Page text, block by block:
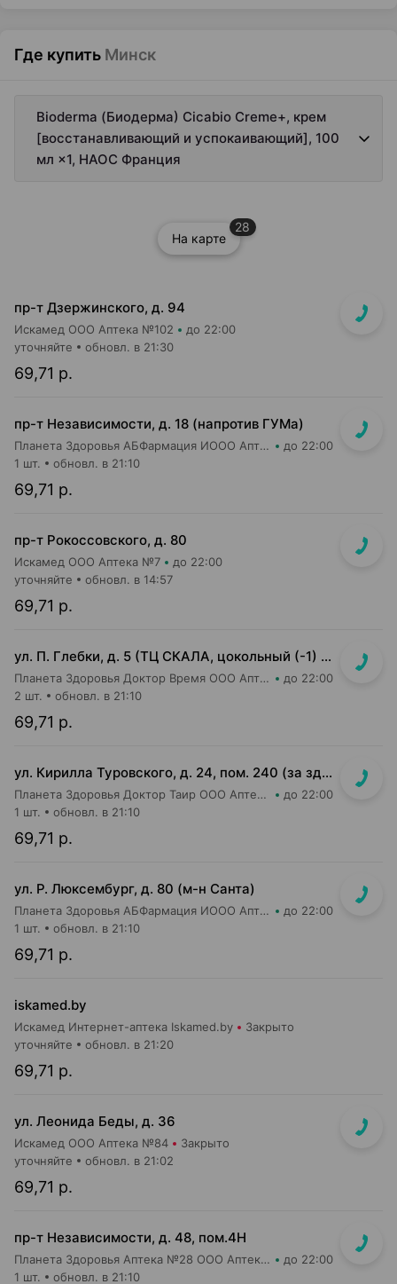
Где купить Минск
Bioderma (Биодерма) Cicabio Creme+, крем
[восстанавливающий и успокаивающий], 100
мл ×1, НАОС Франция
На карте
28
пр-т Дзержинского, д. 94
Искамед ООО Аптека №102 до 22:00
69,71 р.
уточняйте обновл. в 21:30
пр-т Независимости, д. 18 (напротив ГУМа)
Планета Здоровья АБФармация ИООО Аптека №1 до 22:00
69,71 р.
1 шт. обновл. в 21:10
пр-т Рокоссовского, д. 80
Искамед ООО Аптека №7 до 22:00
69,71 р.
уточняйте обновл. в 14:57
ул. П. Глебки, д. 5 (ТЦ СКАЛА, цокольный (-1) этаж)
Планета Здоровья Доктор Время ООО Аптека №50 до 22:00
69,71 р.
2 шт. обновл. в 21:10
ул. Кирилла Туровского, д. 24, пом. 240 (за зданием ТРЦ Dana Mall, пешеходный бульвар Пикассо, ориентир на мед.центр "Маяк Здоровья", 1 эт. жилого дома)
Планета Здоровья Доктор Таир ООО Аптека №31 до 22:00
69,71 р.
1 шт. обновл. в 21:10
ул. Р. Люксембург, д. 80 (м-н Санта)
Планета Здоровья АБФармация ИООО Аптека №7 до 22:00
69,71 р.
1 шт. обновл. в 21:10
iskamed.by
Искамед Интернет-аптека Iskamed.by Закрыто
69,71 р.
уточняйте обновл. в 21:20
ул. Леонида Беды, д. 36
Искамед ООО Аптека №84 Закрыто
69,71 р.
уточняйте обновл. в 21:02
пр-т Независимости, д. 48, пом.4Н
Планета Здоровья Аптека №28 ООО Аптека №1 до 22:00
1 шт. обновл. в 21:10